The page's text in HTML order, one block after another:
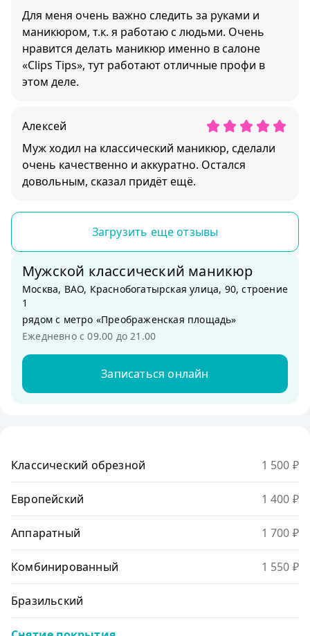
Для меня очень важно следить за руками и
маникюром, т.к. я работаю с людьми. Очень
нравится делать маникюр именно в салоне
«Clips Tips», тут работают отличные профи в
этом деле.
Алексей
Муж ходил на классический маникюр, сделали
очень качественно и аккуратно. Остался
довольным, сказал придёт ещё.
Загрузить еще отзывы
Мужской классический маникюр
Москва, ВАО, Краснобогатырская улица, 90, строение
1
рядом с метро «Преображенская площадь»
Ежедневно с 09.00 до 21.00
Записаться онлайн
Классический обрезной 1 500 ₽
Европейский 1 400 ₽
Аппаратный 1 700 ₽
Комбинированный 1 550 ₽
Бразильский